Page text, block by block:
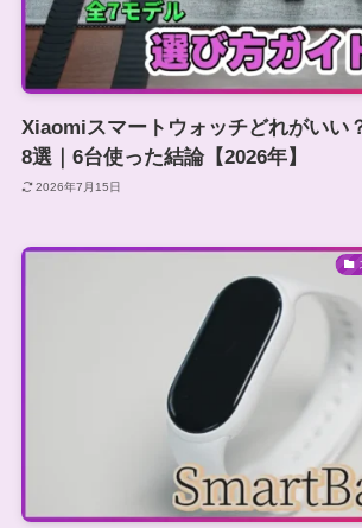
Xiaomiスマートウォッチどれがいい
8選｜6台使った結論【2026年】
2026年7月15日